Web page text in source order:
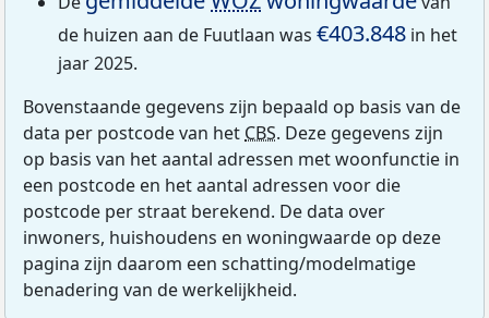
de huizen aan de Fuutlaan was €403.848 in het
jaar 2025.
Bovenstaande gegevens zijn bepaald op basis van de
data per postcode van het CBS. Deze gegevens zijn
op basis van het aantal adressen met woonfunctie in
een postcode en het aantal adressen voor die
postcode per straat berekend. De data over
inwoners, huishoudens en woningwaarde op deze
pagina zijn daarom een schatting/modelmatige
benadering van de werkelijkheid.